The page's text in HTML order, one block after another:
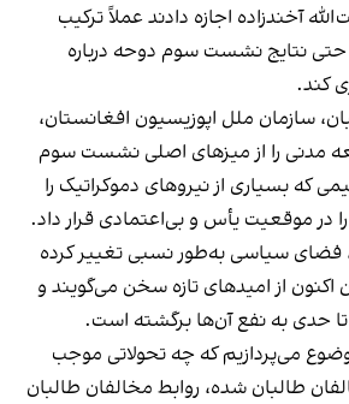
آخندزاده اجازه دادند عملاً ترکیب
حتی نتایج نشست سوم دوحه درباره
کند.
سازمان ملل اپوزیسیون افغانستان،
مدنی را از میزهای اصلی نشست سوم
که بسیاری از نیروهای دموکراتیک را
در موقعیت یأس و بی‌اعتمادی قرار داد.
فضای سیاسی به‌طور نسبی تغییر کرده
از امیدهای تازه سخن می‌گویند و
حدی به نفع آن‌ها برگشته است.
می‌پردازیم که چه تحولاتی موجب
طالبان شده، روابط مخالفان طالبان